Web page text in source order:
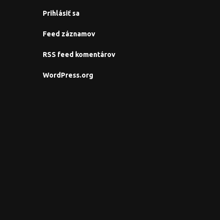
Prihlásiť sa
Feed záznamov
RSS feed komentárov
WordPress.org